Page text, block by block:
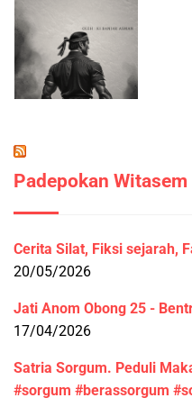
Padepokan
Cerita Silat, Fiksi sejarah,
20/05/2026
Jati Anom Obong 25 -
17/04/2026
Satria Sorgum. Peduli
#sorgum #berassorgum